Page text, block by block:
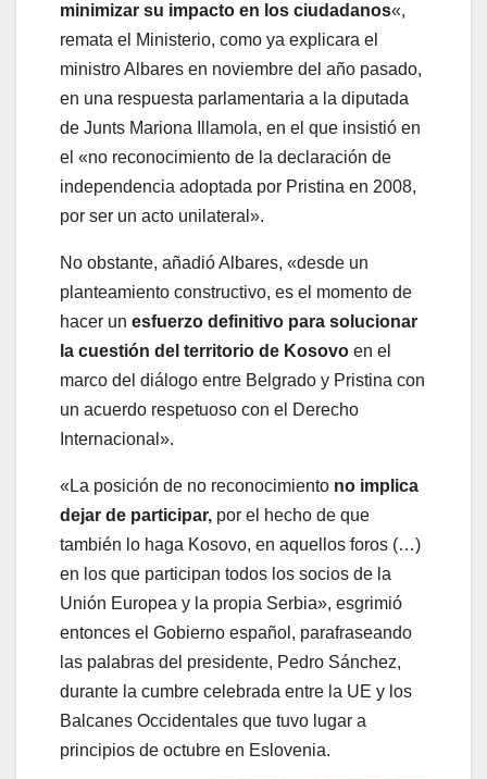
minimizar su impacto en los ciudadanos«,
remata el Ministerio, como ya explicara el
ministro Albares en noviembre del año pasado,
en una respuesta parlamentaria a la diputada
de Junts Mariona Illamola, en el que insistió en
el «no reconocimiento de la declaración de
independencia adoptada por Pristina en 2008,
por ser un acto unilateral».
No obstante, añadió Albares, «desde un
planteamiento constructivo, es el momento de
hacer un esfuerzo definitivo para solucionar
la cuestión del territorio de Kosovo en el
marco del diálogo entre Belgrado y Pristina con
un acuerdo respetuoso con el Derecho
Internacional».
«La posición de no reconocimiento no implica
dejar de participar, por el hecho de que
también lo haga Kosovo, en aquellos foros (…)
en los que participan todos los socios de la
Unión Europea y la propia Serbia», esgrimió
entonces el Gobierno español, parafraseando
las palabras del presidente, Pedro Sánchez,
durante la cumbre celebrada entre la UE y los
Balcanes Occidentales que tuvo lugar a
principios de octubre en Eslovenia.